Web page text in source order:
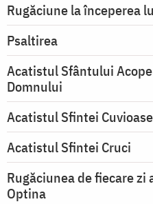
Rugăciune la începerea
Psaltirea
Acatistul Sfântului
Domnului
Acatistul Sfintei
Acatistul Sfintei Cruci
Rugăciunea de fiecare
Optina